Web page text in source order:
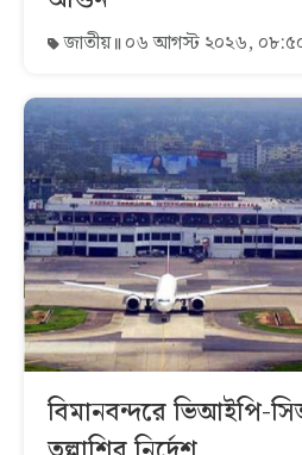
জাতীয় ০৬ আগস্ট ২০২৬,
বিমানবন্দরে ভিআইপি-